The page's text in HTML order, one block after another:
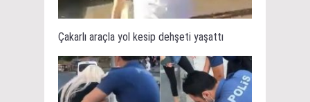
Çakarlı araçla yol kesip dehşeti yaşattı